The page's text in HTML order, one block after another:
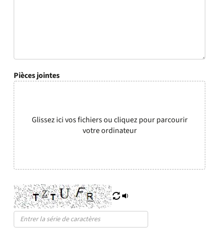
Pièces jointes
Glissez ici vos fichiers ou cliquez pour parcourir
votre ordinateur